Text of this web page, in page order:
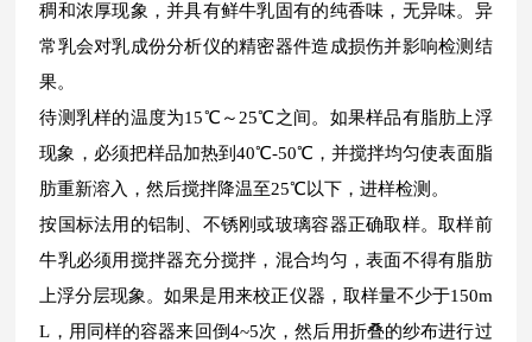
稠和浓厚现象，并具有鲜牛乳固有的纯香味，无异味。异
常乳会对乳成份分析仪的精密器件造成损伤并影响检测结
果。
待测乳样的温度为15℃～25℃之间。如果样品有脂肪上浮
现象，必须把样品加热到40℃-50℃，并搅拌均匀使表面脂
肪重新溶入，然后搅拌降温至25℃以下，进样检测。
按国标法用的铝制、不锈刚或玻璃容器正确取样。取样前
牛乳必须用搅拌器充分搅拌，混合均匀，表面不得有脂肪
上浮分层现象。如果是用来校正仪器，取样量不少于150m
L，用同样的容器来回倒4~5次，然后用折叠的纱布进行过